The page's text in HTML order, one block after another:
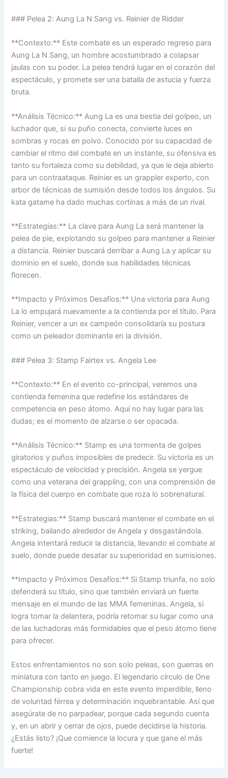
### Pelea 2: Aung La N Sang vs. Reinier de Ridder
**Contexto:** Este combate es un esperado regreso para
Aung La N Sang, un hombre acostumbrado a colapsar
jaulas con su poder. La pelea tendrá lugar en el corazón del
espectáculo, y promete ser una batalla de astucia y fuerza
bruta.
**Análisis Técnico:** Aung La es una bestia del golpeo, un
luchador que, si su puño conecta, convierte luces en
sombras y rocas en polvo. Conocido por su capacidad de
cambiar el ritmo del combate en un instante, su ofensiva es
tanto su fortaleza como su debilidad, ya que le deja abierto
para un contraataque. Reinier es un grappler experto, con
arbor de técnicas de sumisión desde todos los ángulos. Su
kata gatame ha dado muchas cortinas a más de un rival.
**Estrategias:** La clave para Aung La será mantener la
pelea de pie, explotando su golpeo para mantener a Reinier
a distancia. Reinier buscará derribar a Aung La y aplicar su
dominio en el suelo, donde sus habilidades técnicas
florecen.
**Impacto y Próximos Desafíos:** Una victoria para Aung
La lo empujará nuevamente a la contienda por el título. Para
Reinier, vencer a un ex campeón consolidaría su postura
como un peleador dominante en la división.
### Pelea 3: Stamp Fairtex vs. Angela Lee
**Contexto:** En el evento co-principal, veremos una
contienda femenina que redefine los estándares de
competencia en peso átomo. Aquí no hay lugar para las
dudas; es el momento de alzarse o ser opacada.
**Análisis Técnico:** Stamp es una tormenta de golpes
giratorios y puños imposibles de predecir. Su victoria es un
espectáculo de velocidad y precisión. Angela se yergue
como una veterana del grappling, con una comprensión de
la física del cuerpo en combate que roza lo sobrenatural.
**Estrategias:** Stamp buscará mantener el combate en el
striking, bailando alrededor de Angela y desgastándola.
Angela intentará reducir la distancia, llevando el combate al
suelo, donde puede desatar su superioridad en sumisiones.
**Impacto y Próximos Desafíos:** Si Stamp triunfa, no solo
defenderá su título, sino que también enviará un fuerte
mensaje en el mundo de las MMA femeninas. Angela, si
logra tomar la delantera, podría retomar su lugar como una
de las luchadoras más formidables que el peso átomo tiene
para ofrecer.
Estos enfrentamientos no son solo peleas, son guerras en
miniatura con tanto en juego. El legendario círculo de One
Championship cobra vida en este evento imperdible, lleno
de voluntad férrea y determinación inquebrantable. Así que
asegúrate de no parpadear, porque cada segundo cuenta
y, en un abrir y cerrar de ojos, puede decidirse la historia.
¿Estás listo? ¡Que comience la locura y que gane el más
fuerte!